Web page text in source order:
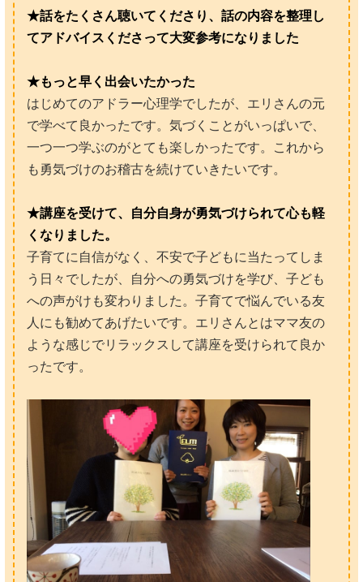
★話をたくさん聴いてくださり、話の内容を整理し
てアドバイスくださって大変参考になりました
★もっと早く出会いたかった
はじめてのアドラー心理学でしたが、エリさんの元
で学べて良かったです。気づくことがいっぱいで、
一つ一つ学ぶのがとても楽しかったです。これから
も勇気づけのお稽古を続けていきたいです。
★講座を受けて、自分自身が勇気づけられて心も軽
くなりました。
子育てに自信がなく、不安で子どもに当たってしま
う日々でしたが、自分への勇気づけを学び、子ども
への声がけも変わりました。子育てで悩んでいる友
人にも勧めてあげたいです。エリさんとはママ友の
ような感じでリラックスして講座を受けられて良か
ったです。